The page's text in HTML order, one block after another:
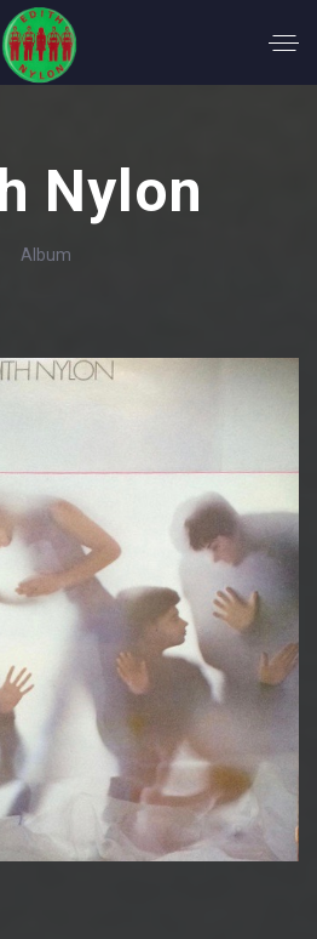
Nylon
Album